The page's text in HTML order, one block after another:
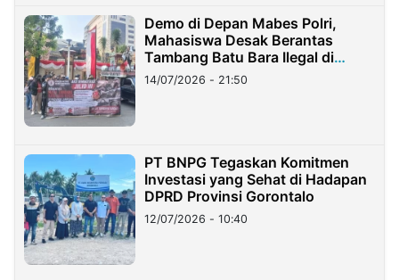
Demo di Depan Mabes Polri,
Mahasiswa Desak Berantas
Tambang Batu Bara Ilegal di
Lampung
14/07/2026 - 21:50
PT BNPG Tegaskan Komitmen
Investasi yang Sehat di Hadapan
DPRD Provinsi Gorontalo
12/07/2026 - 10:40